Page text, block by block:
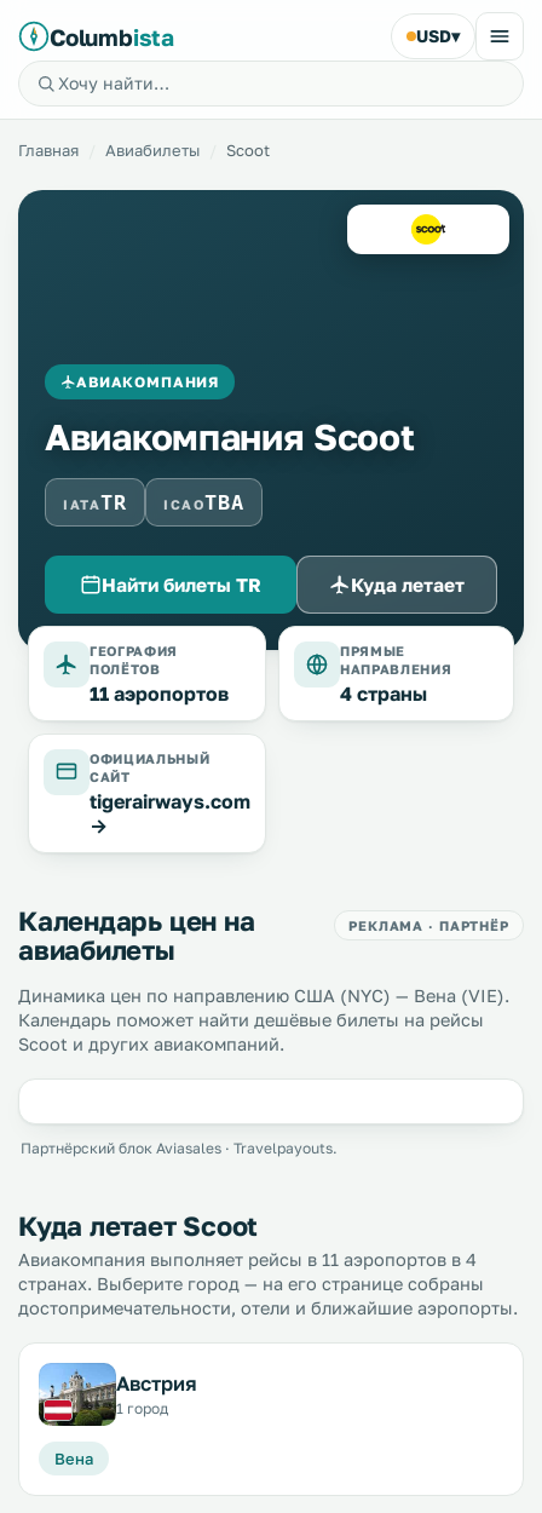
Columbista USD▾
Главная Авиабилеты Scoot
АВИАКОМПАНИЯ
Авиакомпания Scoot
IATATR ICAOTBA
Найти билеты TR Куда летает
ГЕОГРАФИЯ
ПОЛЁТОВ
11 аэропортов
ПРЯМЫЕ
НАПРАВЛЕНИЯ
4 страны
ОФИЦИАЛЬНЫЙ
САЙТ
tigerairways.com
→
Календарь цен на
авиабилеты
РЕКЛАМА · ПАРТНЁР
Динамика цен по направлению США (NYC) — Вена (VIE).
Календарь поможет найти дешёвые билеты на рейсы
Scoot и других авиакомпаний.
Партнёрский блок Aviasales · Travelpayouts.
Куда летает Scoot
Авиакомпания выполняет рейсы в 11 аэропортов в 4
странах. Выберите город — на его странице собраны
достопримечательности, отели и ближайшие аэропорты.
Австрия
1 город
Вена